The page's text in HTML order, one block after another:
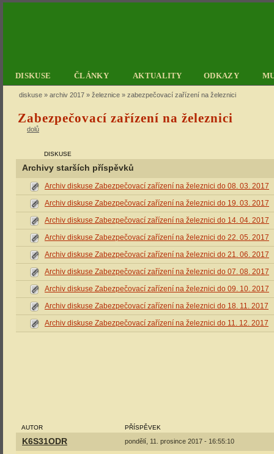
DISKUSE ČLÁNKY AKTUALITY ODKAZY
diskuse » archiv 2017 » železnice » zabezpečovací zařízení na železnici
Zabezpečovací zařízení na železnici
dolů
DISKUSE
Archivy starších příspěvků
Archiv diskuse Zabezpečovací zařízení na železnici do 08. 03. 2017
Archiv diskuse Zabezpečovací zařízení na železnici do 19. 03. 2017
Archiv diskuse Zabezpečovací zařízení na železnici do 14. 04. 2017
Archiv diskuse Zabezpečovací zařízení na železnici do 22. 05. 2017
Archiv diskuse Zabezpečovací zařízení na železnici do 21. 06. 2017
Archiv diskuse Zabezpečovací zařízení na železnici do 07. 08. 2017
Archiv diskuse Zabezpečovací zařízení na železnici do 09. 10. 2017
Archiv diskuse Zabezpečovací zařízení na železnici do 18. 11. 2017
Archiv diskuse Zabezpečovací zařízení na železnici do 11. 12. 2017
AUTOR PŘÍSPĚVEK
K6S31ODR pondělí, 11. prosince 2017 - 16:55:10